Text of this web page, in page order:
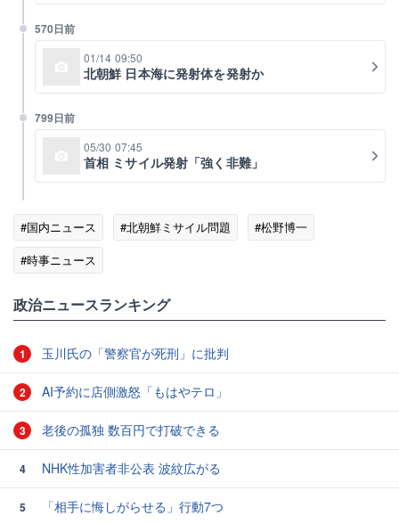
570日前
01/14 09:50
北朝鮮 日本海に発射体を発射か
799日前
05/30 07:45
首相 ミサイル発射「強く非難」
#国内ニュース #北朝鮮ミサイル問題
#松野博一
#時事ニュース
政治ニュースランキング
1 玉川氏の「警察官が死刑」に批判
2 AI予約に店側激怒「もはやテロ」
3 老後の孤独 数百円で打破できる
4 NHK性加害者非公表 波紋広がる
5
「相手に悔しがらせる」行動7つ